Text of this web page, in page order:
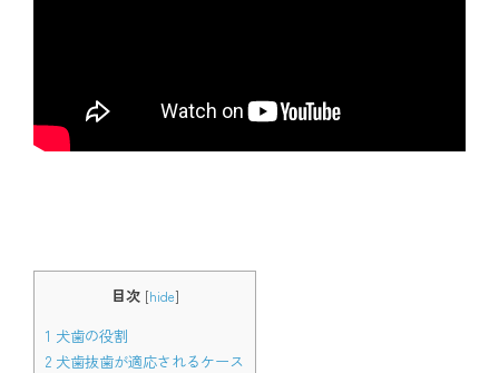
目次 [hide]
1 犬歯の役割
2 犬歯抜歯が適応されるケース